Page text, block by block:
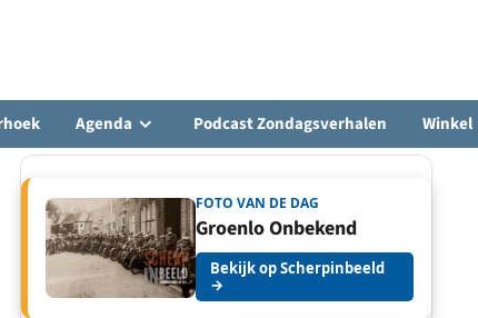
Agenda Podcast Zondagsverhalen Winkel
FOTO VAN DE DAG
Groenlo Onbekend
Bekijk op Scherpinbeeld
→